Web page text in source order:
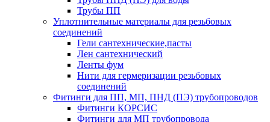
Трубы ПП
Уплотнительные материалы для резьбовых
соединений
Гели сантехнические,пасты
Лен сантехнический
Ленты фум
Нити для гермеризации резьбовых
соединений
Фитинги для ПП, МП, ПНД (ПЭ) трубопроводов
Фитинги КОРСИС
Фитинги для МП трубопровода